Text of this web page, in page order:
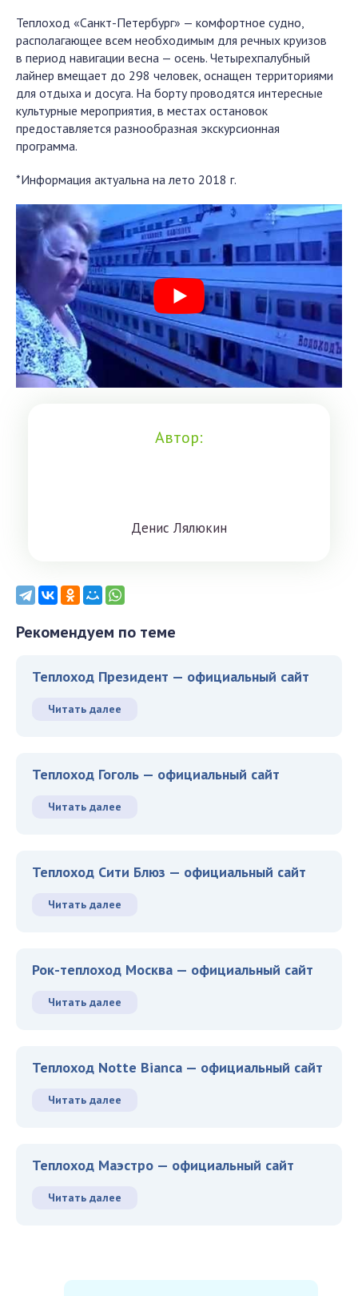
Теплоход «Санкт-Петербург» — комфортное судно,
располагающее всем необходимым для речных круизов
в период навигации весна — осень. Четырехпалубный
лайнер вмещает до 298 человек, оснащен территориями
для отдыха и досуга. На борту проводятся интересные
культурные мероприятия, в местах остановок
предоставляется разнообразная экскурсионная
программа.
*Информация актуальна на лето 2018 г.
Автор:
Дeниc Лялюкин
Рекомендуем по теме
Теплоход Президент — официальный сайт
Читать далее
Теплоход Гоголь — официальный сайт
Читать далее
Теплоход Сити Блюз — официальный сайт
Читать далее
Рок-теплоход Москва — официальный сайт
Читать далее
Теплоход Notte Bianca — официальный сайт
Читать далее
Теплоход Маэстро — официальный сайт
Читать далее